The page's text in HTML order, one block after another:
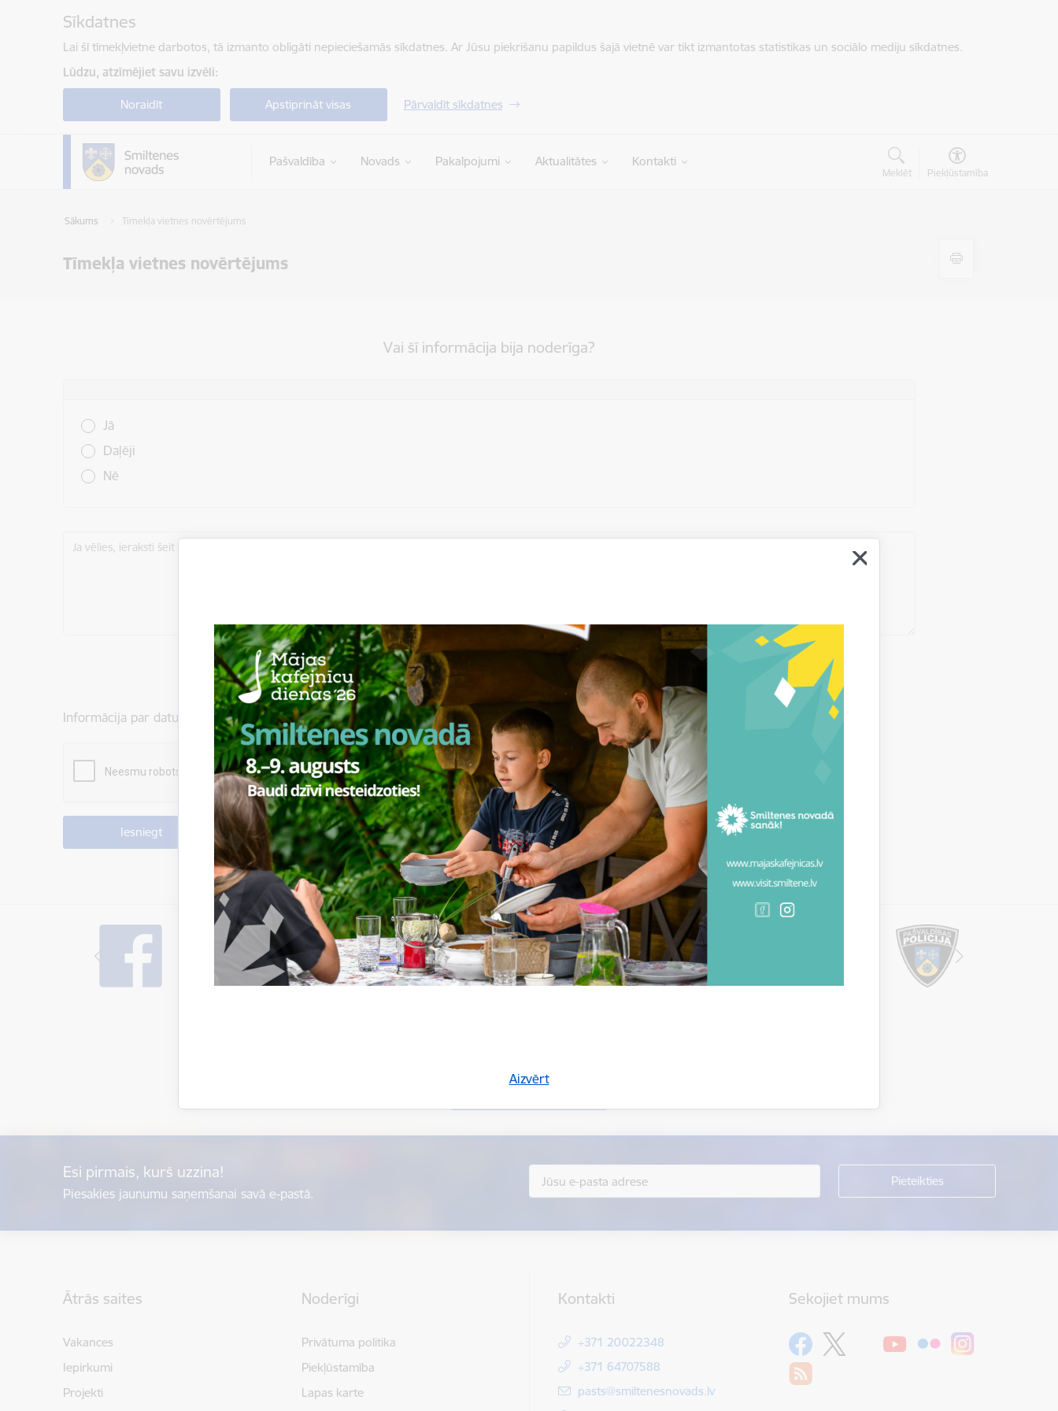
Sīkdatnes
Lai šī tīmekļvietne darbotos, tā izmanto obligāti nepieciešamās sīkdatnes. Ar Jūsu piekrišanu papildus šajā vietnē var tikt izmantotas statistikas un sociālo mediju sīkdatnes.
Lūdzu, atzīmējiet savu izvēli:
Noraidīt Apstiprināt visas Pārvaldīt sīkdatnes
Pašvaldība Novads Pakalpojumi Aktualitātes Kontakti
Meklēt Piekļūstamība
Sākums Tīmekļa vietnes novērtējums
Tīmekļa vietnes novērtējums
Aizvērt
Vai šī informācija bija noderīga?
Jā
Daļēji
Nē
Ja vēlies, ieraksti šeit komentāru
Vēlos atstāt savu e-pastu saziņai
Informācija par datu apstrādi ir atrodama sadaļā:
Esi pirmais, kurš uzzina!
Piesakies jaunumu saņemšanai savā e-pastā.
Ātrās saites
Vakances
Iepirkumi
Projekti
Noderīgi
Privātuma politika
Piekļūstamība
Lapas karte
Kontakti
+371 20022348
+371 64707588
E-pasts:
pasts@smiltenesnovads.lv
Sekojiet mums